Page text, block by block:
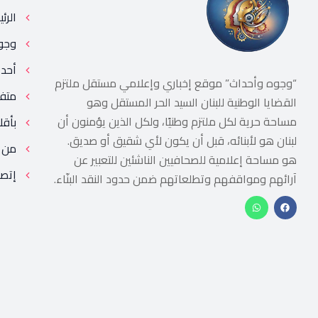
“وجوه وأحداث” موقع إخباري وإعلامي مستقل ملتزم
القضايا الوطنية للبنان السيد الحر المستقل وهو
مساحة حرية لكل ملتزم وطنيًا، ولكل الذين يؤمنون أن
لبنان هو لأبنائه، قبل أن يكون لأي شقيق أو صديق.
هو مساحة إعلامية للصحافيين الناشئين للتعبير عن
آرائهم ومواقفهم وتطلعاتهم ضمن حدود النقد البنّاء.